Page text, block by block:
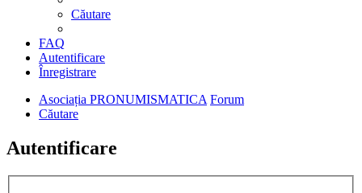
Căutare
FAQ
Autentificare
Înregistrare
Asociația PRONUMISMATICA Forum
Căutare
Autentificare